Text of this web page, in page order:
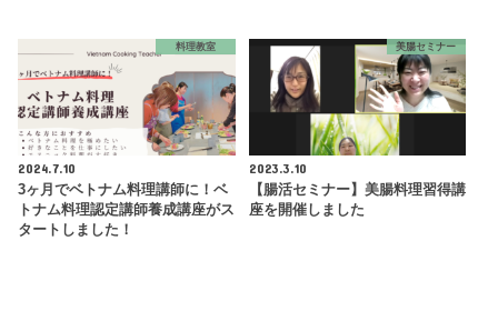
料理教室
2024.7.10
3ヶ月でベトナム料理講師に！ベ
トナム料理認定講師養成講座がス
タートしました！
美腸セミナー
2023.3.10
【腸活セミナー】美腸料理習得講
座を開催しました